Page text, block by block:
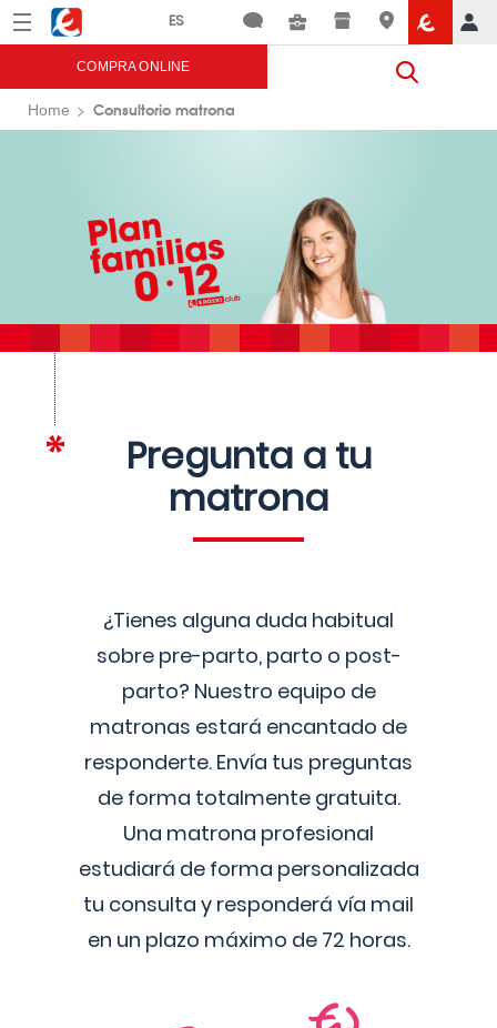
Menú Eroski
COMPRA ONLINE
Home Consultorio matrona
Pregunta a tu
matrona
¿Tienes alguna duda habitual
sobre pre-parto, parto o post-
parto? Nuestro equipo de
matronas estará encantado de
responderte. Envía tus preguntas
de forma totalmente gratuita.
Una matrona profesional
estudiará de forma personalizada
tu consulta y responderá vía mail
en un plazo máximo de 72 horas.